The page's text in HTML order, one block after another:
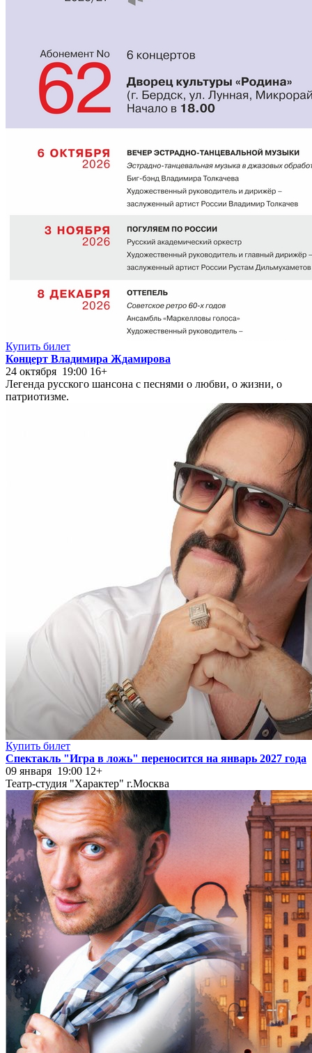
Купить билет
Концерт Владимира Ждамирова
24 октября 19:00 16+
Легенда русского шансона с песнями о любви, о жизни, о
патриотизме.
Купить билет
Спектакль "Игра в ложь" переносится на январь 2027 года
09 января 19:00 12+
Театр-студия "Характер" г.Москва